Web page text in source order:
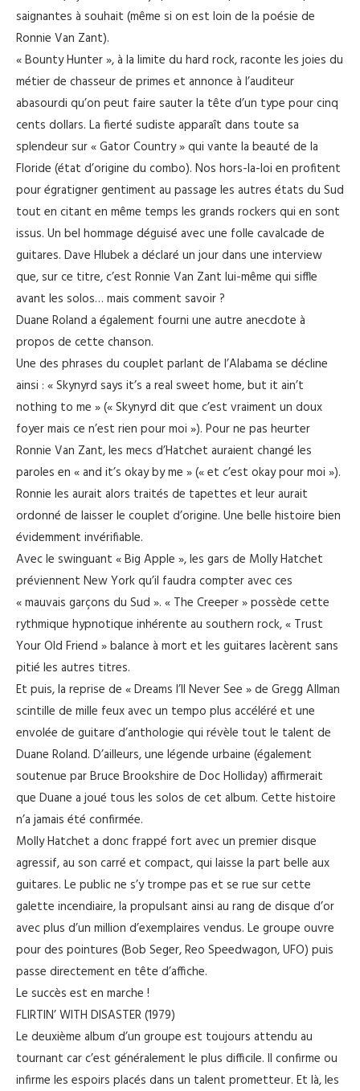
saignantes à souhait (même si on est loin de la poésie de
Ronnie Van Zant).
« Bounty Hunter », à la limite du hard rock, raconte les joies du
métier de chasseur de primes et annonce à l’auditeur
abasourdi qu’on peut faire sauter la tête d’un type pour cinq
cents dollars. La fierté sudiste apparaît dans toute sa
splendeur sur « Gator Country » qui vante la beauté de la
Floride (état d’origine du combo). Nos hors-la-loi en profitent
pour égratigner gentiment au passage les autres états du Sud
tout en citant en même temps les grands rockers qui en sont
issus. Un bel hommage déguisé avec une folle cavalcade de
guitares. Dave Hlubek a déclaré un jour dans une interview
que, sur ce titre, c’est Ronnie Van Zant lui-même qui siffle
avant les solos… mais comment savoir ?
Duane Roland a également fourni une autre anecdote à
propos de cette chanson.
Une des phrases du couplet parlant de l’Alabama se décline
ainsi : « Skynyrd says it’s a real sweet home, but it ain’t
nothing to me » (« Skynyrd dit que c’est vraiment un doux
foyer mais ce n’est rien pour moi »). Pour ne pas heurter
Ronnie Van Zant, les mecs d’Hatchet auraient changé les
paroles en « and it’s okay by me » (« et c’est okay pour moi »).
Ronnie les aurait alors traités de tapettes et leur aurait
ordonné de laisser le couplet d’origine. Une belle histoire bien
évidemment invérifiable.
Avec le swinguant « Big Apple », les gars de Molly Hatchet
préviennent New York qu’il faudra compter avec ces
« mauvais garçons du Sud ». « The Creeper » possède cette
rythmique hypnotique inhérente au southern rock, « Trust
Your Old Friend » balance à mort et les guitares lacèrent sans
pitié les autres titres.
Et puis, la reprise de « Dreams I’ll Never See » de Gregg Allman
scintille de mille feux avec un tempo plus accéléré et une
envolée de guitare d’anthologie qui révèle tout le talent de
Duane Roland. D’ailleurs, une légende urbaine (également
soutenue par Bruce Brookshire de Doc Holliday) affirmerait
que Duane a joué tous les solos de cet album. Cette histoire
n’a jamais été confirmée.
Molly Hatchet a donc frappé fort avec un premier disque
agressif, au son carré et compact, qui laisse la part belle aux
guitares. Le public ne s’y trompe pas et se rue sur cette
galette incendiaire, la propulsant ainsi au rang de disque d’or
avec plus d’un million d’exemplaires vendus. Le groupe ouvre
pour des pointures (Bob Seger, Reo Speedwagon, UFO) puis
passe directement en tête d’affiche.
Le succès est en marche !
FLIRTIN’ WITH DISASTER (1979)
Le deuxième album d’un groupe est toujours attendu au
tournant car c’est généralement le plus difficile. Il confirme ou
infirme les espoirs placés dans un talent prometteur. Et là, les